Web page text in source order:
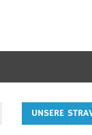
UNSERE